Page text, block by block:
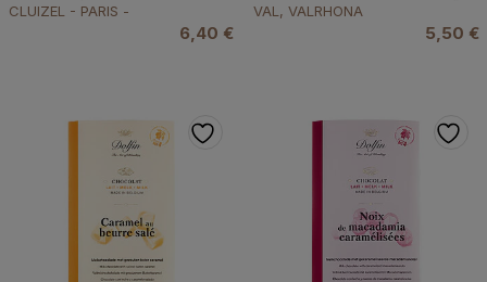
CLUIZEL - PARIS -
6,40 €
VAL, VALRHONA
5,50 €